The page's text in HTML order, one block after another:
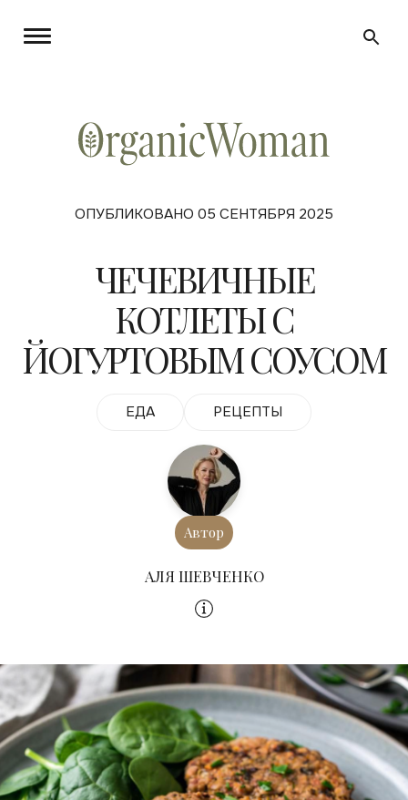
ОПУБЛИКОВАНО 05 СЕНТЯБРЯ 2025
ЧЕЧЕВИЧНЫЕ
КОТЛЕТЫ C
ЙОГУРТОВЫМ СОУСОМ
ЕДА РЕЦЕПТЫ
Автор
АЛЯ ШЕВЧЕНКО